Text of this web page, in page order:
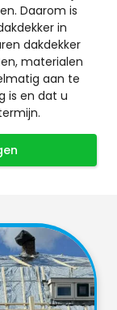
Daarom is
in
dakdekker
materialen
aan te
is en dat u